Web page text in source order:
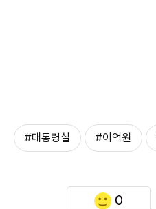
#대통령실 #이억원
0